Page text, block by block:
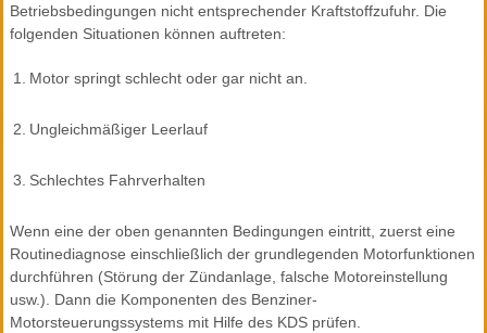
Betriebsbedingungen nicht entsprechender Kraftstoffzufuhr. Die
folgenden Situationen können auftreten:
1. Motor springt schlecht oder gar nicht an.
2. Ungleichmäßiger Leerlauf
3. Schlechtes Fahrverhalten
Wenn eine der oben genannten Bedingungen eintritt, zuerst eine
Routinediagnose einschließlich der grundlegenden Motorfunktionen
durchführen (Störung der Zündanlage, falsche Motoreinstellung
usw.). Dann die Komponenten des Benziner-
Motorsteuerungssystems mit Hilfe des KDS prüfen.